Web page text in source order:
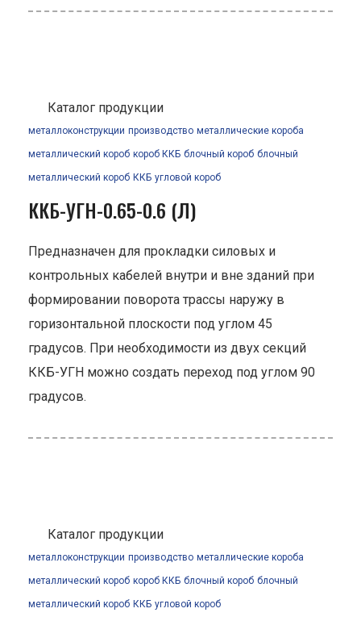
Каталог продукции
металлоконструкции производство металлические короба
металлический короб короб ККБ блочный короб блочный
металлический короб ККБ угловой короб
ККБ-УГН-0.65-0.6 (Л)
Предназначен для прокладки силовых и
контрольных кабелей внутри и вне зданий при
формировании поворота трассы наружу в
горизонтальной плоскости под углом 45
градусов. При необходимости из двух секций
ККБ-УГН можно создать переход под углом 90
градусов.
Каталог продукции
металлоконструкции производство металлические короба
металлический короб короб ККБ блочный короб блочный
металлический короб ККБ угловой короб